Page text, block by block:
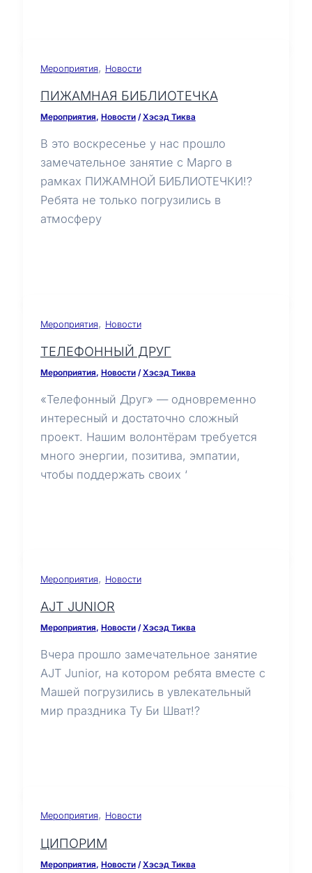
Мероприятия, Новости
ПИЖАМНАЯ БИБЛИОТЕЧКА
Мероприятия, Новости/Хэсэд Тиква
В это воскресенье у нас прошло
замечательное занятие с Марго в
рамках ПИЖАМНОЙ БИБЛИОТЕЧКИ!?
Ребята не только погрузились в
атмосферу
Мероприятия, Новости
ТЕЛЕФОННЫЙ ДРУГ
Мероприятия, Новости/Хэсэд Тиква
«Телефонный Друг» — одновременно
интересный и достаточно сложный
проект. Нашим волонтёрам требуется
много энергии, позитива, эмпатии,
чтобы поддержать своих ‘
Мероприятия, Новости
AJT JUNIOR
Мероприятия, Новости/Хэсэд Тиква
Вчера прошло замечательное занятие
AJT Junior, на котором ребята вместе с
Машей погрузились в увлекательный
мир праздника Ту Би Шват!?
Мероприятия, Новости
ЦИПОРИМ
Мероприятия, Новости/Хэсэд Тиква